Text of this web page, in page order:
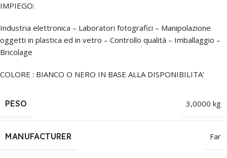
IMPIEGO:
Industria elettronica – Laboratori fotografici – Manipolazione
oggetti in plastica ed in vetro – Controllo qualità – Imballaggio –
Bricolage
COLORE : BIANCO O NERO IN BASE ALLA DISPONIBILITA’
PESO 3,0000 kg
MANUFACTURER Far